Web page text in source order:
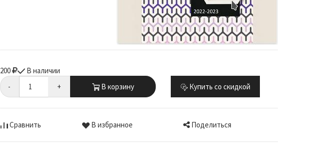
200
В наличии
-
+ В корзину Купить со скидкой
Сравнить В избранное Поделиться